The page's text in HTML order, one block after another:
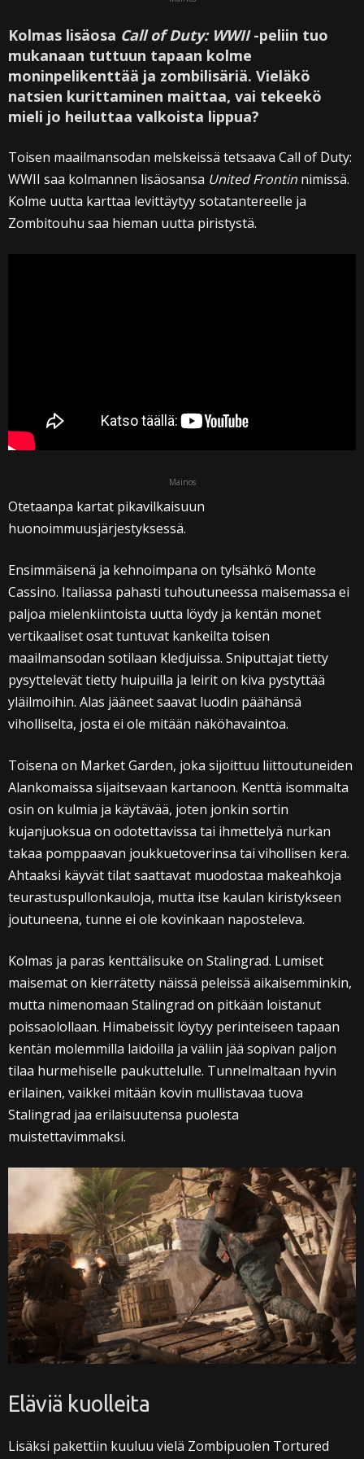
Kolmas lisäosa Call of Duty: WWII-peliin tuo
mukanaan tuttuun tapaan kolme
moninpelikenttää ja zombilisäriä. Vieläkö
natsien kurittaminen maittaa, vai tekeekö
mieli jo heiluttaa valkoista lippua?
Toisen maailmansodan melskeissä tetsaava Call of Duty:
WWII saa kolmannen lisäosansa United Frontin nimissä.
Kolme uutta karttaa levittäytyy sotatantereelle ja
Zombitouhu saa hieman uutta piristystä.
Mainos
Otetaanpa kartat pikavilkaisuun
huonoimmuusjärjestyksessä.
Ensimmäisenä ja kehnoimpana on tylsähkö Monte
Cassino. Italiassa pahasti tuhoutuneessa maisemassa ei
paljoa mielenkiintoista uutta löydy ja kentän monet
vertikaaliset osat tuntuvat kankeilta toisen
maailmansodan sotilaan kledjuissa. Sniputtajat tietty
pysyttelevät tietty huipuilla ja leirit on kiva pystyttää
yläilmoihin. Alas jääneet saavat luodin päähänsä
viholliselta, josta ei ole mitään näköhavaintoa.
Toisena on Market Garden, joka sijoittuu liittoutuneiden
Alankomaissa sijaitsevaan kartanoon. Kenttä isommalta
osin on kulmia ja käytävää, joten jonkin sortin
kujanjuoksua on odotettavissa tai ihmettelyä nurkan
takaa pomppaavan joukkuetoverinsa tai vihollisen kera.
Ahtaaksi käyvät tilat saattavat muodostaa makeahkoja
teurastuspullonkauloja, mutta itse kaulan kiristykseen
joutuneena, tunne ei ole kovinkaan naposteleva.
Kolmas ja paras kenttälisuke on Stalingrad. Lumiset
maisemat on kierrätetty näissä peleissä aikaisemminkin,
mutta nimenomaan Stalingrad on pitkään loistanut
poissaolollaan. Himabeissit löytyy perinteiseen tapaan
kentän molemmilla laidoilla ja väliin jää sopivan paljon
tilaa hurmehiselle paukuttelulle. Tunnelmaltaan hyvin
erilainen, vaikkei mitään kovin mullistavaa tuova
Stalingrad jaa erilaisuutensa puolesta
muistettavimmaksi.
Eläviä kuolleita
Lisäksi pakettiin kuuluu vielä Zombipuolen Tortured